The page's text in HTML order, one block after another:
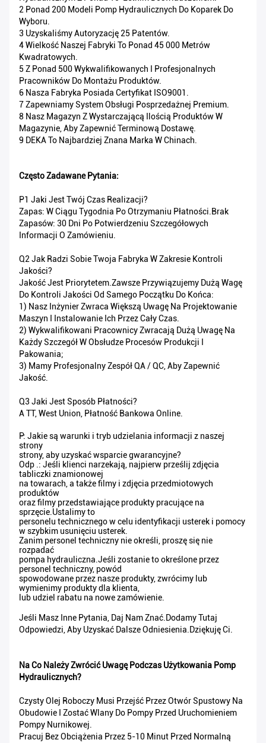
2 Ponad 200 Modeli Pomp Hydraulicznych Do Koparek Do
Wyboru.
3 Uzyskaliśmy Autoryzację 25 Patentów.
4 Wielkość Naszej Fabryki To Ponad 45 000 Metrów
Kwadratowych.
5 Z Ponad 500 Wykwalifikowanych I Profesjonalnych
Pracowników Do Montażu Produktów.
6 Nasza Fabryka Posiada Certyfikat ISO9001.
7 Zapewniamy System Obsługi Posprzedażnej Premium.
8 Nasz Magazyn Z Wystarczającą Ilością Produktów W
Magazynie, Aby Zapewnić Terminową Dostawę.
9 DEKA To Najbardziej Znana Marka W Chinach.
Często Zadawane Pytania:
P1 Jaki Jest Twój Czas Realizacji?
Zapas: W Ciągu Tygodnia Po Otrzymaniu Płatności.Brak
Zapasów: 30 Dni Po Potwierdzeniu Szczegółowych
Informacji O Zamówieniu.
Q2 Jak Radzi Sobie Twoja Fabryka W Zakresie Kontroli
Jakości?
Jakość Jest Priorytetem.Zawsze Przywiązujemy Dużą Wagę
Do Kontroli Jakości Od Samego Początku Do Końca:
1) Nasz Inżynier Zwraca Większą Uwagę Na Projektowanie
Maszyn I Instalowanie Ich Przez Cały Czas.
2) Wykwalifikowani Pracownicy Zwracają Dużą Uwagę Na
Każdy Szczegół W Obsłudze Procesów Produkcji I
Pakowania;
3) Mamy Profesjonalny Zespół QA / QC, Aby Zapewnić
Jakość.
Q3 Jaki Jest Sposób Płatności?
A TT, West Union, Płatność Bankowa Online.
P: Jakie są warunki i tryb udzielania informacji z naszej
strony
strony, aby uzyskać wsparcie gwarancyjne?
Odp .: Jeśli klienci narzekają, najpierw prześlij zdjęcia
tabliczki znamionowej
na towarach, a także filmy i zdjęcia przedmiotowych
produktów
oraz filmy przedstawiające produkty pracujące na
sprzęcie.Ustalimy to
personelu technicznego w celu identyfikacji usterek i pomocy
w szybkim usunięciu usterek.
Zanim personel techniczny nie określi, proszę się nie
rozpadać
pompa hydrauliczna.Jeśli zostanie to określone przez
personel techniczny, powód
spowodowane przez nasze produkty, zwrócimy lub
wymienimy produkty dla klienta,
lub udziel rabatu na nowe zamówienie.
Jeśli Masz Inne Pytania, Daj Nam Znać.Dodamy Tutaj
Odpowiedzi, Aby Uzyskać Dalsze Odniesienia.Dziękuję Ci.
Na Co Należy Zwrócić Uwagę Podczas Użytkowania Pomp
Hydraulicznych?
Czysty Olej Roboczy Musi Przejść Przez Otwór Spustowy Na
Obudowie I Zostać Wlany Do Pompy Przed Uruchomieniem
Pompy Nurnikowej.
Pracuj Bez Obciążenia Przez 5-10 Minut Przed Normalną